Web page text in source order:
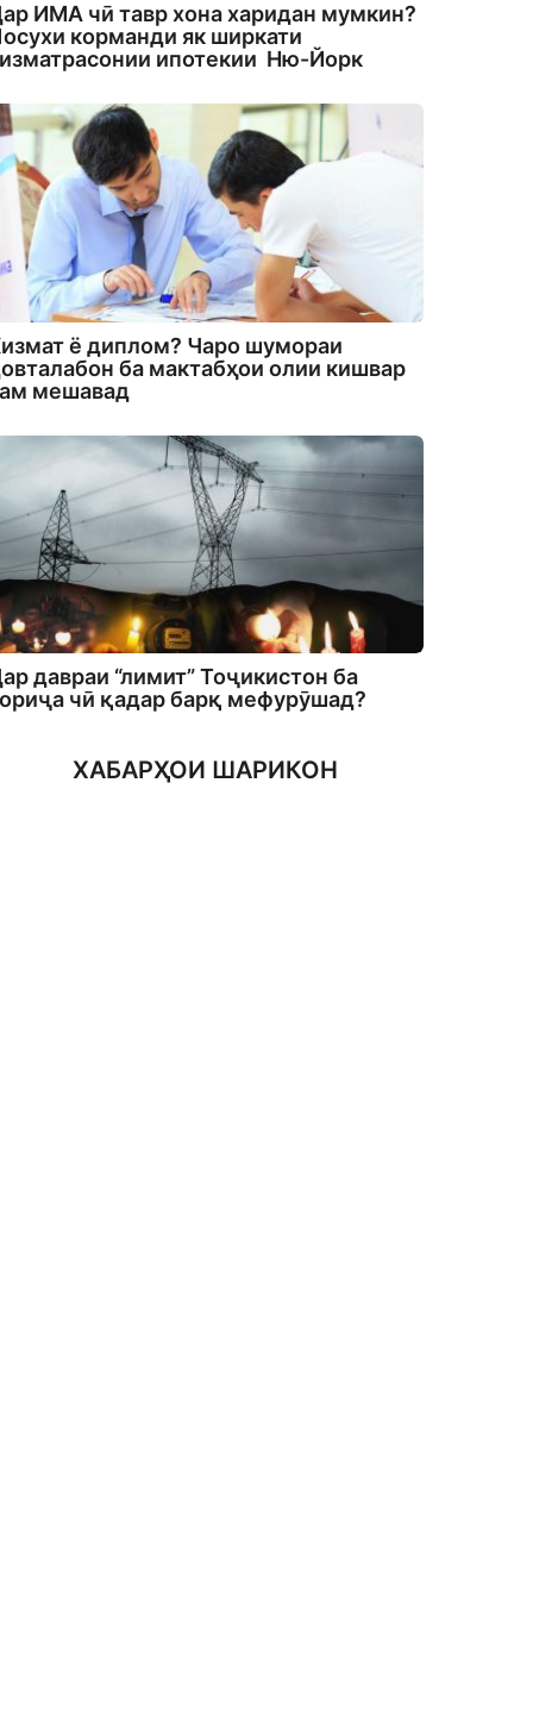
ИМА чӣ тавр хона харидан мумкин?
корманди як ширкати
ипотекии Ню-Йорк
ё диплом? Чаро шумораи
ба мактабҳои олии кишвар
мешавад
давраи “лимит” Тоҷикистон ба
чӣ қадар барқ мефурӯшад?
ХАБАРҲОИ ШАРИКОН